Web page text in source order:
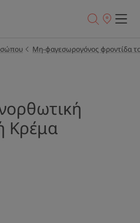
Σημεία
Μη-φαγεσωρογόνος φροντίδα
Κρέμα